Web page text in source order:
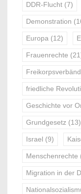
DDR-Flucht (7)
Demonstration
Europa (12)
Frauenrechte
friedliche
Geschichte vor
Grundgesetz (13)
Israel (9)
Menschenrechte
Migration in der